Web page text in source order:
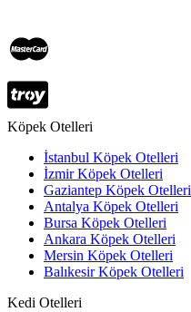
Köpek Otelleri
İstanbul Köpek Otelleri
İzmir Köpek Otelleri
Gaziantep Köpek Otelleri
Antalya Köpek Otelleri
Bursa Köpek Otelleri
Ankara Köpek Otelleri
Mersin Köpek Otelleri
Balıkesir Köpek Otelleri
Kedi Otelleri